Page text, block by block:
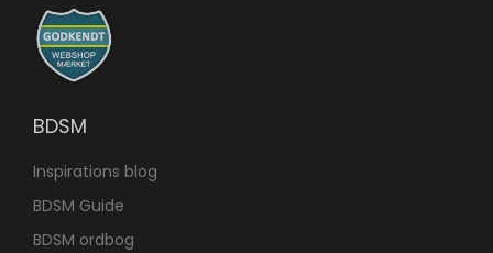
BDSM
Inspirations blog
BDSM Guide
BDSM ordbog